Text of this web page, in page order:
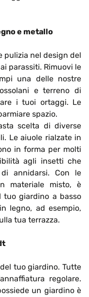
e metallo
pulizia nel design del
parassiti. Rimuovi le
una delle nostre
e terreno di
i tuoi ortaggi. Le
spazio.
scelta di diverse
Le aiuole rialzate in
in forma per molti
agli insetti che
annidarsi. Con le
materiale misto, è
giardino a basso
legno, ad esempio,
tua terrazza.
tuo giardino. Tutte
regolare.
un giardino è